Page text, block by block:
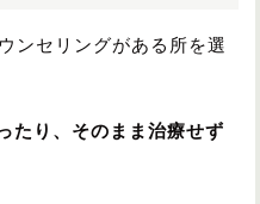
ンセリングがある所を選
たり、そのまま治療せず